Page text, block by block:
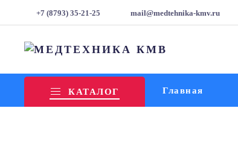
+7 (8793) 35-21-25 mail@medtehnika-kmv.ru
КАТАЛОГ Главная